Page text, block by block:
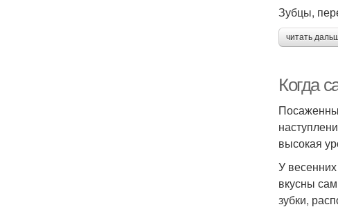
Зубцы,
читать
Когда
высокая
У
вкусны
зубки,